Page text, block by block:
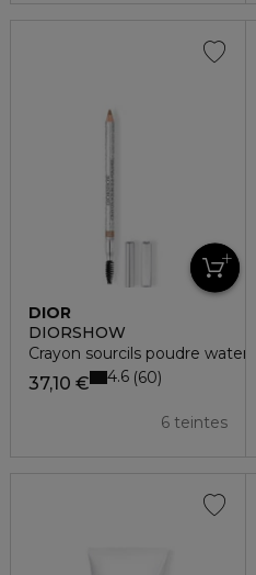
DIOR
DIORSHOW
Crayon sourcils poudre
37,10 €
6 teintes
4.6 60